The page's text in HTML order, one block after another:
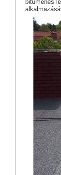
bitumenes